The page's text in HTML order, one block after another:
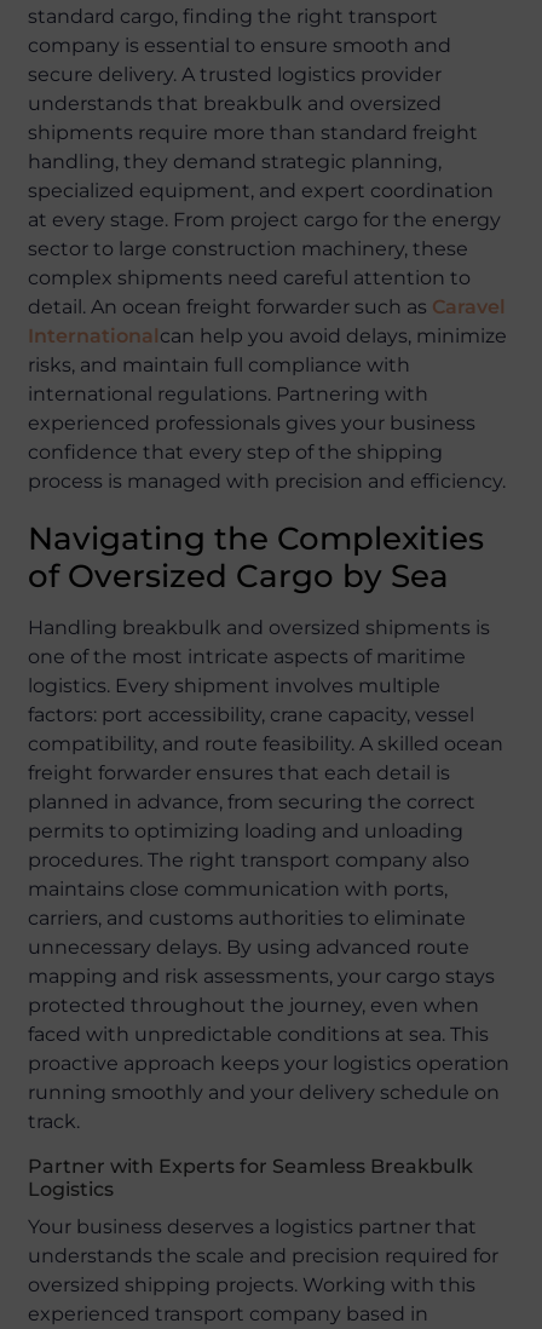
standard cargo, finding the right transport
company is essential to ensure smooth and
secure delivery. A trusted logistics provider
understands that breakbulk and oversized
shipments require more than standard freight
handling, they demand strategic planning,
specialized equipment, and expert coordination
at every stage. From project cargo for the energy
sector to large construction machinery, these
complex shipments need careful attention to
detail. An ocean freight forwarder such as Caravel
Internationalcan help you avoid delays, minimize
risks, and maintain full compliance with
international regulations. Partnering with
experienced professionals gives your business
confidence that every step of the shipping
process is managed with precision and efficiency.
Navigating the Complexities
of Oversized Cargo by Sea
Handling breakbulk and oversized shipments is
one of the most intricate aspects of maritime
logistics. Every shipment involves multiple
factors: port accessibility, crane capacity, vessel
compatibility, and route feasibility. A skilled ocean
freight forwarder ensures that each detail is
planned in advance, from securing the correct
permits to optimizing loading and unloading
procedures. The right transport company also
maintains close communication with ports,
carriers, and customs authorities to eliminate
unnecessary delays. By using advanced route
mapping and risk assessments, your cargo stays
protected throughout the journey, even when
faced with unpredictable conditions at sea. This
proactive approach keeps your logistics operation
running smoothly and your delivery schedule on
track.
Partner with Experts for Seamless Breakbulk
Logistics
Your business deserves a logistics partner that
understands the scale and precision required for
oversized shipping projects. Working with this
experienced transport company based in